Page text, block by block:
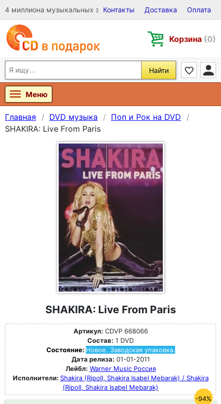
4 миллиона музыкальных записей на Виниле, CD и DVD
Контакты Доставка Оплата
Корзина (0)
Найти
Меню
Главная DVD музыка
Поп и Рок на DVD
SHAKIRA: Live From Paris
SHAKIRA: Live From Paris
Артикул: CDVP 668066
Состав: 1 DVD
Состояние: Новое. Заводская упаковка.
Дата релиза: 01-01-2011
Лейбл: Warner Music Россия
Исполнители: Shakira (Ripoll, Shakira Isabel Mebarak) / Shakira
(Ripoll, Shakira Isabel Mebarak)
-94%